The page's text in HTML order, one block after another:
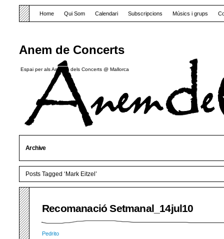
Anem de Concerts
Espai per als Amants dels Concerts @ Mallorca
Home Qui Som Calendari Subscripcions Músics i grups
Archive
Posts Tagged ‘Mark Eitzel’
Recomanació Setmanal_14jul10
Pedrito